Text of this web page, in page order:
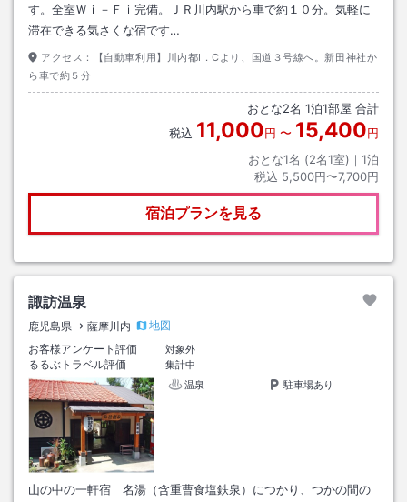
す。全室Ｗｉ－Ｆｉ完備。ＪＲ川内駅から車で約１０分。気軽に
滞在できる気さくな宿です…
アクセス：
【自動車利用】川内都I．Cより、国道３号線へ。新田神社か
ら車で約５分
おとな2名 1泊1部屋 合計
税込 11,000円 〜 15,400円
おとな1名 (2名1室)｜ 1泊
税込 5,500円〜7,700円
宿泊プランを見る
諏訪温泉
鹿児島県 薩摩川内
地図
お客様アンケート評価
対象外
るるぶトラベル評価
集計中
温泉
駐車場あり
山の中の一軒宿 名湯（含重曹食塩鉄泉）につかり、つかの間の